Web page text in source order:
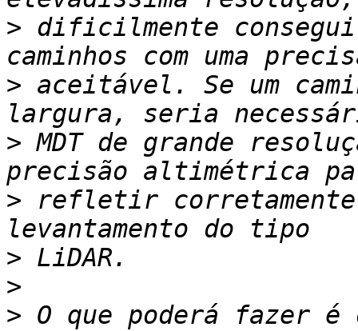
> dificilmente
> aceitável. Se um
> MDT de grande
> refletir corretamente
>
>
> O que poderá fazer é